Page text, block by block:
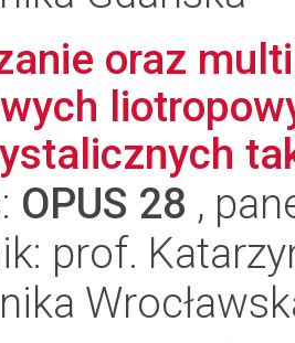
oraz
OPUS 28 ,
prof.